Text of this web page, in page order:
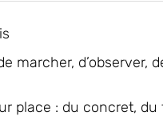
marcher, d’observer,
place : du concret,